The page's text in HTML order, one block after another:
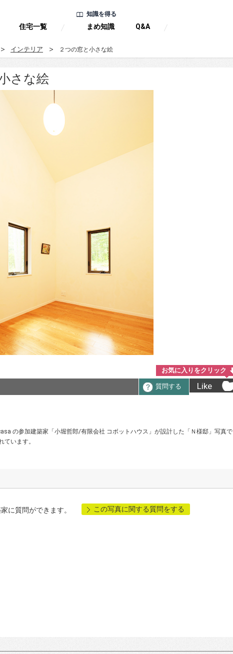
住宅一覧
知識を得る
まめ知識 Q&A
インテリア ２つの窓と小さな絵
さな絵
お気に入りをクリック
質問する Like
の参加建築家「小堀哲郎/有限会社 コボットハウス」が設計した「Ｎ様邸」写真で
ています。
に質問ができます。 この写真に関する質問をする